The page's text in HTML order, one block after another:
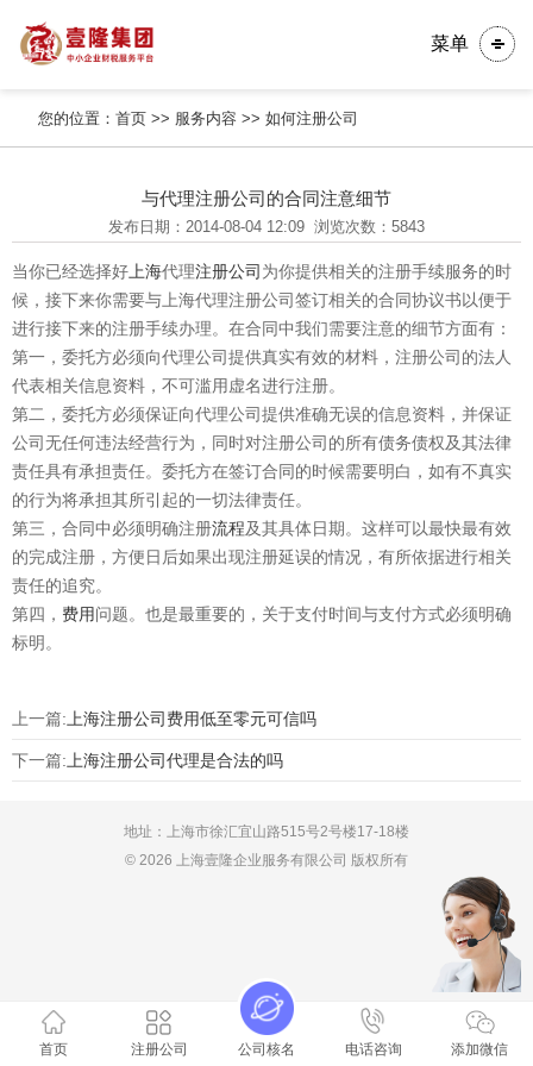
菜单
您的位置：首页 >> 服务内容 >>如何注册公司
与代理注册公司的合同注意细节
发布日期：2014-08-04 12:09 浏览次数：5843
当你已经选择好 上海代理注册公司 为你提供相关的注册手续服务的时
候，接下来你需要与上海代理注册公司签订相关的合同协议书以便于
进行接下来的注册手续办理。在合同中我们需要注意的细节方面有：
第一，委托方必须向代理公司提供真实有效的材料，注册公司的法人
代表相关信息资料，不可滥用虚名进行注册。
第二，委托方必须保证向代理公司提供准确无误的信息资料，并保证
公司无任何违法经营行为，同时对注册公司的所有债务债权及其法律
责任具有承担责任。委托方在签订合同的时候需要明白，如有不真实
的行为将承担其所引起的一切法律责任。
第三，合同中必须明确注册流程及其具体日期。这样可以最快最有效
的完成注册，方便日后如果出现注册延误的情况，有所依据进行相关
责任的追究。
第四， 费用问题。也是最重要的，关于支付时间与支付方式必须明确
标明。
上一篇: 上海注册公司费用低至零元可信吗
下一篇: 上海注册公司代理是合法的吗
地址：上海市徐汇宜山路515号2号楼17-18楼
© 2026 上海壹隆企业服务有限公司 版权所有
首页 注册公司 公司核名 电话咨询 添加微信